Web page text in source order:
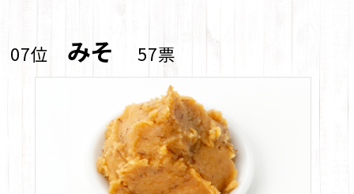
07位 みそ 57票